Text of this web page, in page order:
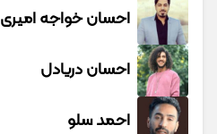
احسان خواجه امیری
احسان دریادل
احمد سلو